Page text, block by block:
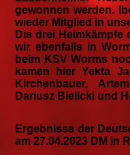
gewonnen werden.
wieder Mitglied in
Die drei Heimkämpfe
wir ebenfalls in
beim KSV Worms
kamen hier Yekta
Kirchenbauer,
Dariusz Bielicki und
Ergebnisse der
am 27.04.2023 DM in